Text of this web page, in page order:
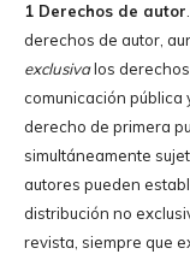
1 Derechos de autor
derechos de autor,
exclusivalos
comunicación pública
derecho de primera
simultáneamente
autores pueden
distribución no
revista, siempre que